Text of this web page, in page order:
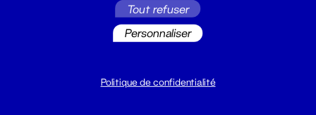
Du lundi au vendredi 14h → 18h
Tout refuser
Personnaliser
Politique de confidentialité